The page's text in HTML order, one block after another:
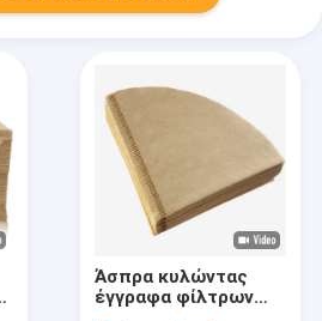
Άσπρα κυλώντας
έγγραφα φίλτρων